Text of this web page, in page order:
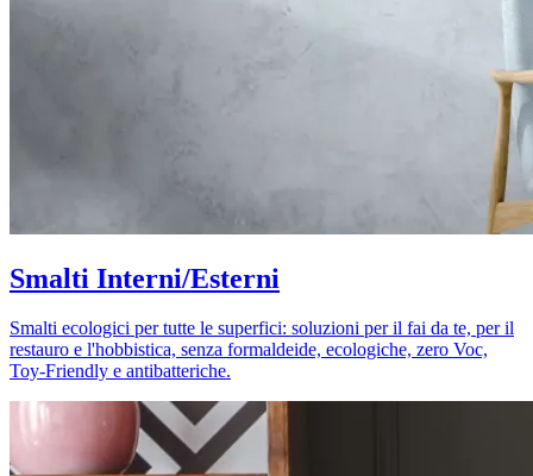
Smalti Interni/Esterni
Smalti ecologici per tutte le superfici: soluzioni per il fai da te, per il
restauro e l'hobbistica, senza formaldeide, ecologiche, zero Voc,
Toy-Friendly e antibatteriche.